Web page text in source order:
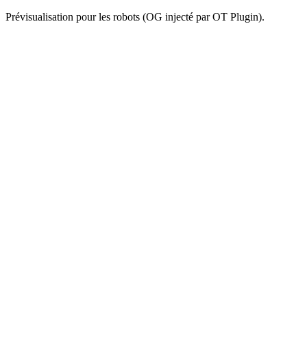
Prévisualisation pour les robots (OG injecté par OT Plugin).